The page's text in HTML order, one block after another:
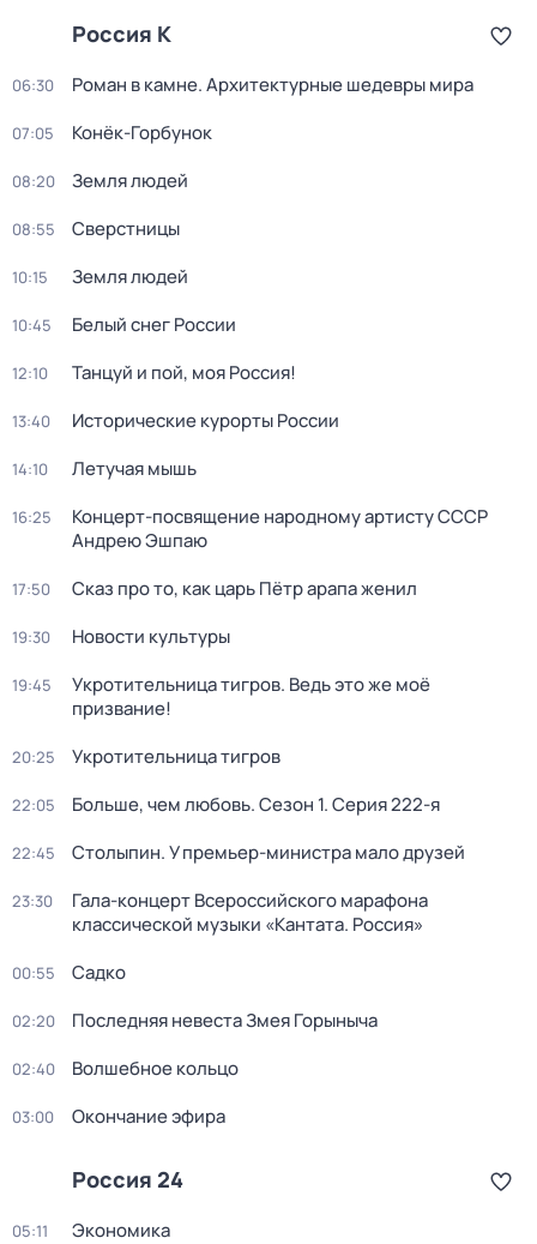
Россия К
06:30 Роман в камне. Архитектурные шедевры мира
07:05 Конёк-Горбунок
08:20 Земля людей
08:55 Сверстницы
10:15 Земля людей
10:45 Белый снег России
12:10 Танцуй и пой, моя Россия!
13:40 Исторические курорты России
14:10 Летучая мышь
16:25
Концерт-посвящение народному артисту СССР
Андрею Эшпаю
17:50 Сказ про то, как царь Пётр арапа женил
19:30 Новости культуры
19:45
Укротительница тигров. Ведь это же моё
призвание!
20:25 Укротительница тигров
22:05 Больше, чем любовь. Сезон 1. Серия 222-я
22:45 Столыпин. У премьер-министра мало друзей
23:30
Гала-концерт Всероссийского марафона
классической музыки «Кантата. Россия»
00:55 Садко
02:20 Последняя невеста Змея Горыныча
02:40 Волшебное кольцо
03:00 Окончание эфира
Россия 24
05:11 Экономика